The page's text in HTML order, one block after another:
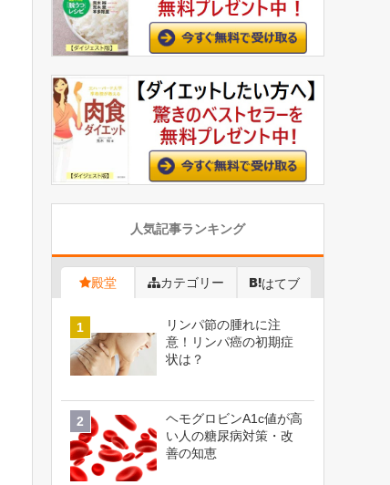
人気記事ランキング
殿堂 カテゴリー はてブ
リンパ節の腫れに注
意！リンパ癌の初期症
状は？
ヘモグロビンA1c値が高
い人の糖尿病対策・改
善の知恵